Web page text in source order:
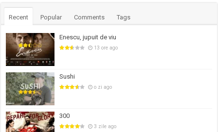
Recent Popular Comments Tags
Enescu, jupuit de viu
13 ore ago
Sushi
o zi ago
300
3 zile ago